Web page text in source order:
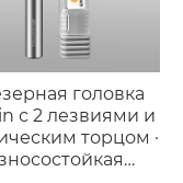
головка
с 2 лезвиями и
торцом ·